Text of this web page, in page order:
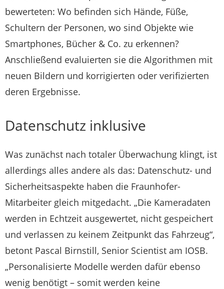
bewerteten: Wo befinden sich Hände, Füße,
Schultern der Personen, wo sind Objekte wie
Smartphones, Bücher & Co. zu erkennen?
Anschließend evaluierten sie die Algorithmen mit
neuen Bildern und korrigierten oder verifizierten
deren Ergebnisse.
Datenschutz inklusive
Was zunächst nach totaler Überwachung klingt, ist
allerdings alles andere als das: Datenschutz- und
Sicherheitsaspekte haben die Fraunhofer-
Mitarbeiter gleich mitgedacht. „Die Kameradaten
werden in Echtzeit ausgewertet, nicht gespeichert
und verlassen zu keinem Zeitpunkt das Fahrzeug“,
betont Pascal Birnstill, Senior Scientist am IOSB.
„Personalisierte Modelle werden dafür ebenso
wenig benötigt – somit werden keine